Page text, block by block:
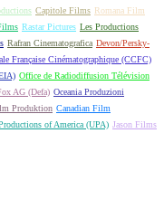
Capitole Films Romana Film
Rastar Pictures Les Productions
Rafran Cinematografica Devon/Persky-
Française Cinématographique (CCFC)
Office de Radiodiffusion Télévision
AG (Defa) Oceania Produzioni
Produktion Canadian Film
of America (UPA) Jason Films